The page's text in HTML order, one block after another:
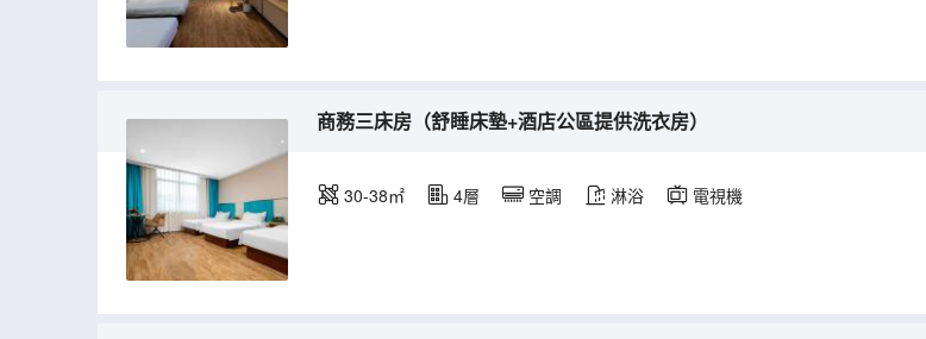
商務三床房（舒睡床墊+酒店公區提供洗衣房）
30-38㎡ 4層 空調 淋浴 電視機